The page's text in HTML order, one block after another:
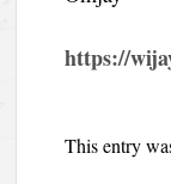
https://
This entry